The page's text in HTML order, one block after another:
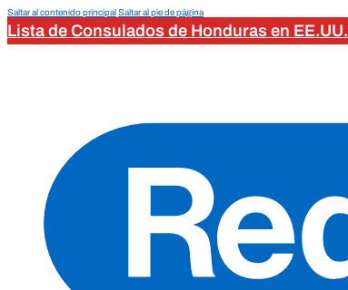
Saltar al contenido principalSaltar al pie de página
Lista de Consulados de Honduras en EE.UU.